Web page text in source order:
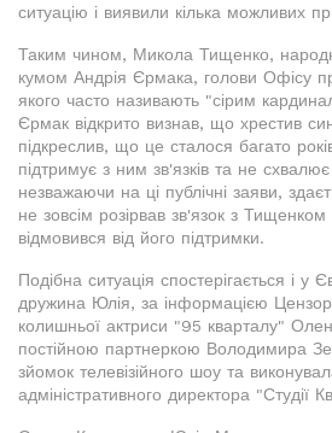
ситуацію і виявили кілька можливих
Таким чином, Микола Тищенко,
кумом Андрія Єрмака, голови Офісу
якого часто називають "сірим
Єрмак відкрито визнав, що хрестив
підкреслив, що це сталося багато
підтримує з ним зв'язків та не
незважаючи на ці публічні заяви,
не зовсім розірвав зв'язок з Тищенком
відмовився від його підтримки.
Подібна ситуація спостерігається і у
дружина Юлія, за інформацією
колишньої актриси "95 кварталу"
постійною партнеркою Володимира
зйомок телевізійного шоу та
адміністративного директора "Студії